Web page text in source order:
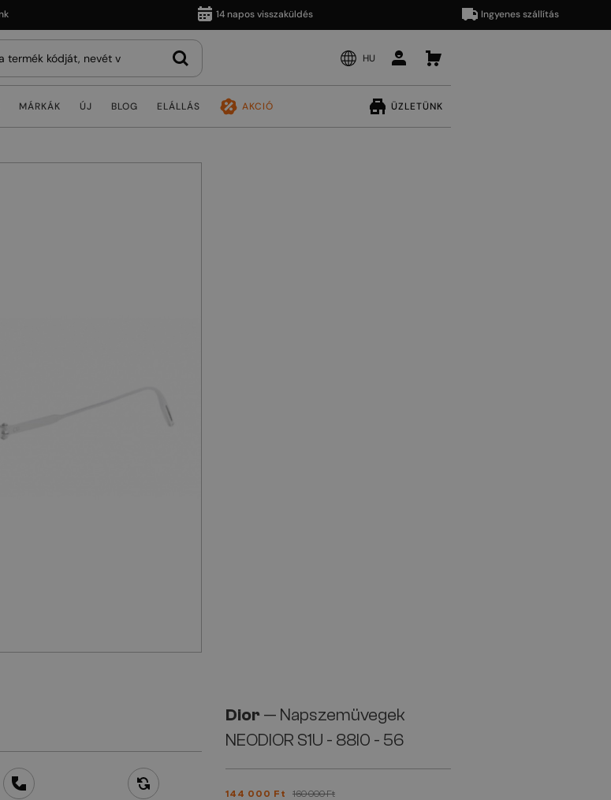
14 napos visszaküldés Ingyenes szállítás
HU
MÁRKÁK ÚJ BLOG ELÁLLÁS AKCIÓ ÜZLETÜNK
Dior — Napszemüvegek
NEODIOR S1U - 88I0 - 56
144 000 Ft 160 000 Ft